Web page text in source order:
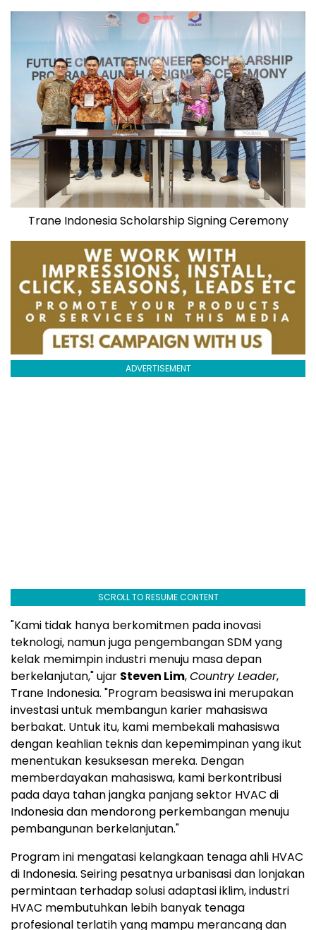
Trane Indonesia Scholarship Signing Ceremony
ADVERTISEMENT
SCROLL TO RESUME CONTENT
"Kami tidak hanya berkomitmen pada inovasi
teknologi, namun juga pengembangan SDM yang
kelak memimpin industri menuju masa depan
berkelanjutan," ujar Steven Lim,Country Leader,
Trane Indonesia. "Program beasiswa ini merupakan
investasi untuk membangun karier mahasiswa
berbakat. Untuk itu, kami membekali mahasiswa
dengan keahlian teknis dan kepemimpinan yang ikut
menentukan kesuksesan mereka. Dengan
memberdayakan mahasiswa, kami berkontribusi
pada daya tahan jangka panjang sektor HVAC di
Indonesiadan mendorong perkembangan menuju
pembangunan berkelanjutan."
Program ini mengatasi kelangkaan tenaga ahli HVAC
di Indonesia. Seiring pesatnya urbanisasi dan lonjakan
permintaan terhadap solusi adaptasi iklim, industri
HVAC membutuhkan lebih banyak tenaga
profesional terlatih yang mampu merancang dan